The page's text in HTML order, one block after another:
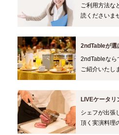
ご利用方法な
読くださいま
2ndTableが選
2ndTableなら
ご紹介いたし
LIVEケータリ
シェフが出張
頂く実演料理